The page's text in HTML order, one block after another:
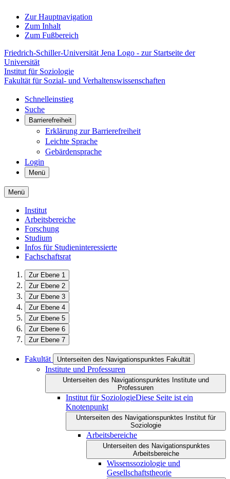
Zur Hauptnavigation
Zum Inhalt
Zum Fußbereich
Friedrich-Schiller-Universität Jena Logo - zur Startseite der
Universität
Institut für Soziologie
Fakultät für Sozial- und Verhaltenswissenschaften
Schnelleinstieg
Suche
Barrierefreiheit
Erklärung zur Barrierefreiheit
Leichte Sprache
Gebärdensprache
Login
Menü
Menü
Institut
Arbeitsbereiche
Forschung
Studium
Infos für Studieninteressierte
Fachschaftsrat
Zur Ebene 1
Zur Ebene 2
Zur Ebene 3
Zur Ebene 4
Zur Ebene 5
Zur Ebene 6
Zur Ebene 7
Fakultät Unterseiten des Navigationspunktes Fakultät
Institute und Professuren
Unterseiten des Navigationspunktes Institute und
Professuren
Institut für SoziologieDiese Seite ist ein
Knotenpunkt
Unterseiten des Navigationspunktes Institut für
Soziologie
Arbeitsbereiche
Unterseiten des Navigationspunktes
Arbeitsbereiche
Wissenssoziologie und
Gesellschaftstheorie